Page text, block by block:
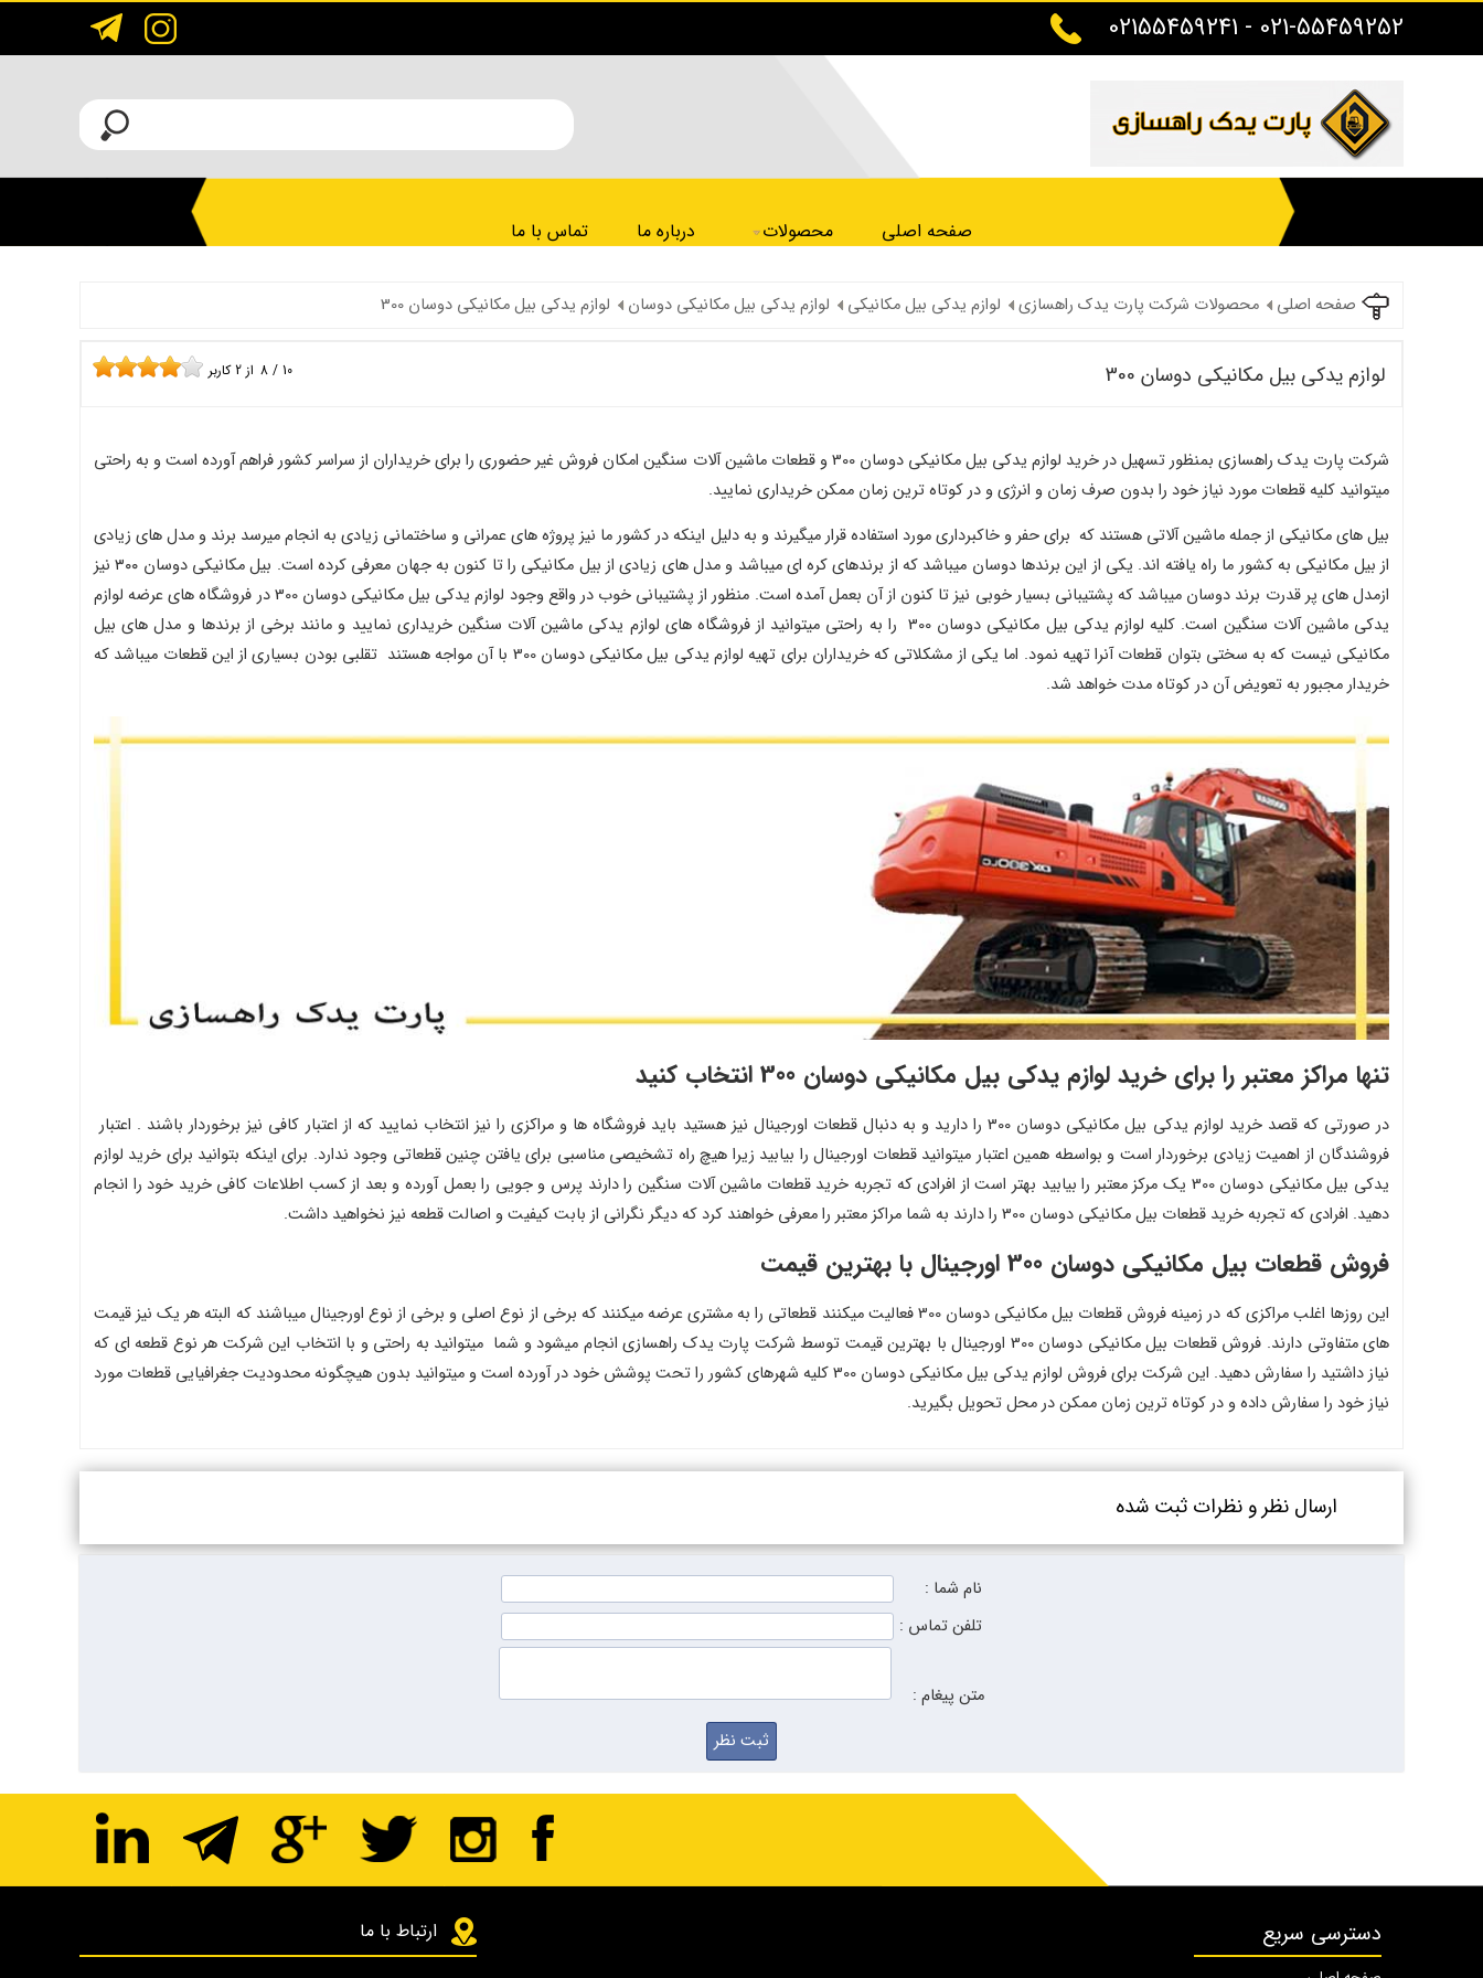
021-55459252 - 02155459241
صفحه اصلی محصولات درباره ما تماس با ما
صفحه اصلی محصولات شرکت پارت یدک راهسازی لوازم یدکی بیل مکانیکی لوازم یدکی بیل مکانیکی دوسان لوازم یدکی بیل مکانیکی دوسان 300
لوازم یدکی بیل مکانیکی دوسان 300 8 / 10 از 2 کاربر
شرکت پارت یدک راهسازی بمنظور تسهیل در خرید لوازم یدکی بیل مکانیکی دوسان 300 و قطعات ماشین آلات سنگین امکان فروش غیر حضوری را برای خریداران از سراسر کشور فراهم آورده است و به راحتی
میتوانید کلیه قطعات مورد نیاز خود را بدون صرف زمان و انرژی و در کوتاه ترین زمان ممکن خریداری نمایید.
بیل های مکانیکی از جمله ماشین آلاتی هستند که برای حفر و خاکبرداری مورد استفاده قرار میگیرند و به دلیل اینکه در کشور ما نیز پروژه های عمرانی و ساختمانی زیادی به انجام میرسد برند و مدل های زیادی
از بیل مکانیکی به کشور ما راه یافته اند. یکی از این برندها دوسان میباشد که از برندهای کره ای میباشد و مدل های زیادی از بیل مکانیکی را تا کنون به جهان معرفی کرده است. بیل مکانیکی دوسان ۳۰۰ نیز
ازمدل های پر قدرت برند دوسان میباشد که پشتیبانی بسیار خوبی نیز تا کنون از آن بعمل آمده است. منظور از پشتیبانی خوب در واقع وجود لوازم یدکی بیل مکانیکی دوسان 300 در فروشگاه های عرضه لوازم
یدکی ماشین آلات سنگین است. کلیه لوازم یدکی بیل مکانیکی دوسان 300 را به راحتی میتوانید از فروشگاه های لوازم یدکی ماشین آلات سنگین خریداری نمایید و مانند برخی از برندها و مدل های بیل
مکانیکی نیست که به سختی بتوان قطعات آنرا تهیه نمود. اما یکی از مشکلاتی که خریداران برای تهیه لوازم یدکی بیل مکانیکی دوسان 300 با آن مواجه هستند تقلبی بودن بسیاری از این قطعات میباشد که
خریدار مجبور به تعویض آن در کوتاه مدت خواهد شد.
تنها مراکز معتبر را برای خرید لوازم یدکی بیل مکانیکی دوسان 300 انتخاب کنید
در صورتی که قصد خرید لوازم یدکی بیل مکانیکی دوسان 300 را دارید و به دنبال قطعات اورجینال نیز هستید باید فروشگاه ها و مراکزی را نیز انتخاب نمایید که از اعتبار کافی نیز برخوردار باشند . اعتبار
فروشندگان از اهمیت زیادی برخوردار است و بواسطه همین اعتبار میتوانید قطعات اورجینال را بیابید زیرا هیچ راه تشخیصی مناسبی برای یافتن چنین قطعاتی وجود ندارد. برای اینکه بتوانید برای خرید لوازم
یدکی بیل مکانیکی دوسان 300‌ یک مرکز معتبر را بیابید بهتر است از افرادی که تجربه خرید قطعات ماشین آلات سنگین را دارند پرس و جویی را بعمل آورده و بعد از کسب اطلاعات کافی خرید خود را انجام
دهید. افرادی که تجربه خرید قطعات بیل مکانیکی دوسان 300 را دارند به شما مراکز معتبر را معرفی خواهند کرد که دیگر نگرانی از بابت کیفیت و اصالت قطعه نیز نخواهید داشت.
فروش قطعات بیل مکانیکی دوسان 300 اورجینال با بهترین قیمت
این روزها اغلب مراکزی که در زمینه فروش قطعات بیل مکانیکی دوسان 300 فعالیت میکنند قطعاتی را به مشتری عرضه میکنند که برخی از نوع اصلی و برخی از نوع اورجینال میباشند که البته هر یک نیز قیمت
های متفاوتی دارند. فروش قطعات بیل مکانیکی دوسان 300 اورجینال با بهترین قیمت توسط شرکت پارت یدک راهسازی انجام میشود و شما میتوانید به راحتی و با انتخاب این شرکت هر نوع قطعه ای که
نیاز داشتید را سفارش دهید. این شرکت برای فروش لوازم یدکی بیل مکانیکی دوسان 300 کلیه شهرهای کشور را تحت پوشش خود در آورده است و میتوانید بدون هیچگونه محدودیت جغرافیایی قطعات مورد
نیاز خود را سفارش داده و در کوتاه ترین زمان ممکن در محل تحویل بگیرید.
ارسال نظر و نظرات ثبت شده
نام شما :
تلفن تماس :
متن پیغام :
دسترسی سریع ارتباط با ما